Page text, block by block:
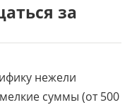
за
нежели
суммы (от 500